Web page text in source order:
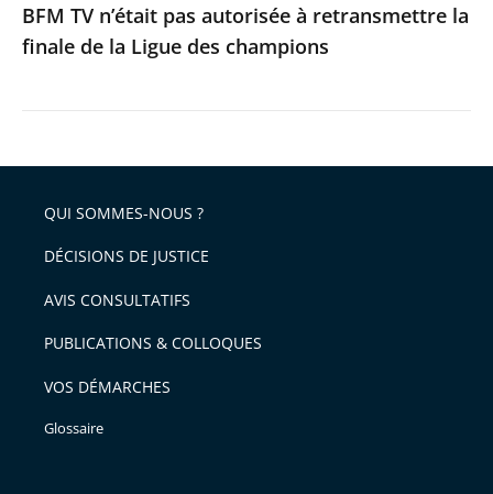
des
champions
BFM TV n’était pas autorisée à retransmettre la
finale de la Ligue des champions
QUI SOMMES-NOUS ?
DÉCISIONS DE JUSTICE
AVIS CONSULTATIFS
PUBLICATIONS & COLLOQUES
VOS DÉMARCHES
Glossaire